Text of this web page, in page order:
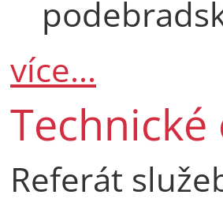
více...
Referát